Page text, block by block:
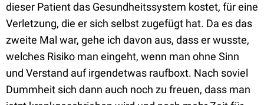
dieser Patient das Gesundheitssystem kostet, für eine
Verletzung, die er sich selbst zugefügt hat. Da es das
zweite Mal war, gehe ich davon aus, dass er wusste,
welches Risiko man eingeht, wenn man ohne Sinn
und Verstand auf irgendetwas raufboxt. Nach soviel
Dummheit sich dann auch noch zu freuen, dass man